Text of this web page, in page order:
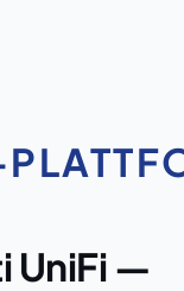
UniFi —